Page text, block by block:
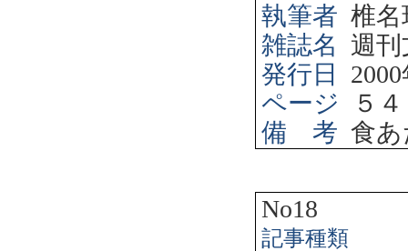
執筆者 椎名
雑誌名
週刊
発行日
2000
ページ
５
備 考 食あ
No18
記事種類